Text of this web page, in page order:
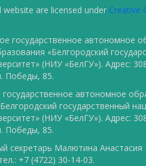
are licensed under Creative
государственное автономное
«Белгородский
(НИУ «БелГУ»). Адрес:
Победы, 85.
автономное
государственный
(НИУ «БелГУ»). Адрес:
Победы, 85.
секретарь Малютина
+7 (4722) 30-14-03.